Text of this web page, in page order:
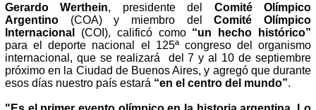
Gerardo Werthein, presidente del Comité Olímpico
Argentino (COA) y miembro delComité Olímpico
Internacional
(COI), calificó como “un hecho histórico”
para el deporte nacional el 125ª congreso del organismo
internacional, que se realizará del 7 y al 10 de septiembre
próximo en la Ciudad de Buenos Aires, y agregó que durante
esos días nuestro país estará “en el centro del mundo”.